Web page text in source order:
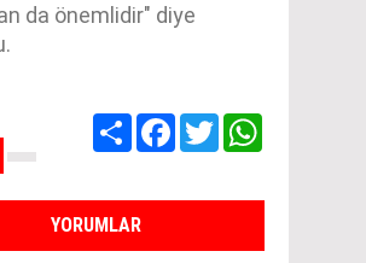
da önemlidir" diye
Share Facebook
Twitter
YORUMLAR